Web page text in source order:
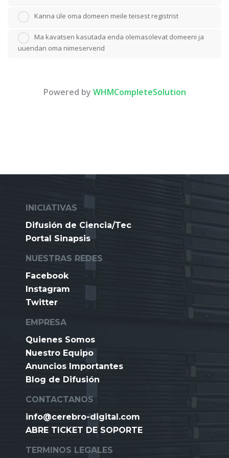
Kanna üle oma domeen meile teisest registrist
Ma kavatsen kasutada enda olemasolevat domeeni ja
uuendan oma nimeserverid
Powered by WHMCompleteSolution
INICIATIVAS
Difusión de Ciencia/Tec
Portal Sinapsis
NUESTRAS REDES
Facebook
Instagram
Twitter
EMPRESA
Quienes Somos
Nuestro Equipo
Anuncios Importantes
Blog de Difusión
CONTACTANOS
info@cerebro-digital.com
ABRE TICKET DE SOPORTE
TERMINOS LEGALES